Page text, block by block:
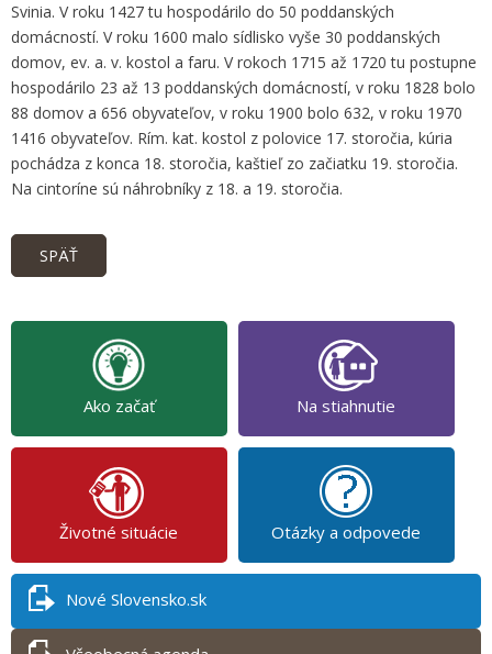
Svinia. V roku 1427 tu hospodárilo do 50 poddanských
domácností. V roku 1600 malo sídlisko vyše 30 poddanských
domov, ev. a. v. kostol a faru. V rokoch 1715 až 1720 tu postupne
hospodárilo 23 až 13 poddanských domácností, v roku 1828 bolo
88 domov a 656 obyvateľov, v roku 1900 bolo 632, v roku 1970
1416 obyvateľov. Rím. kat. kostol z polovice 17. storočia, kúria
pochádza z konca 18. storočia, kaštieľ zo začiatku 19. storočia.
Na cintoríne sú náhrobníky z 18. a 19. storočia.
SPÄŤ
Ako začať Na stiahnutie
Životné situácie Otázky a odpovede
Nové Slovensko.sk